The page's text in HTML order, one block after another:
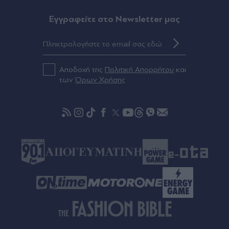
Κέιτι Πέρι & Τζάστιν Τριντό: Αχώριστοι στις
καλοκαιρινές διακοπές τους στην Ελλάδα - Χέρι
(Εικόνες & Βίντεο)
Πριν 26 λεπτά
Εθνική Αργεντινής: Στηρίζει την FIFA και τον
Τζιάνι Ινφαντίνο με ανακοίνωση της
Eγγραφείτε στο Newsletter μας
Αποδοχή της Πολιτική Απορρήτου και
τωνΌρων Χρήσης